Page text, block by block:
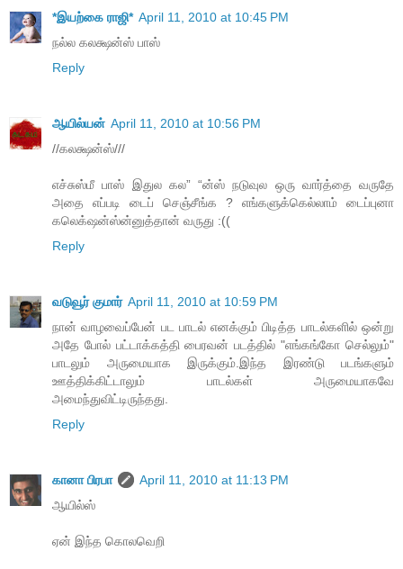
*இயற்கை ராஜி* April 11, 2010 at 10:45 PM
நல்ல கலக்ஷன்ஸ் பாஸ்
Reply
ஆயில்யன் April 11, 2010 at 10:56 PM
//கலக்ஷன்ஸ்///
எச்சுஸ்மீ பாஸ் இதுல கல” “ன்ஸ் நடுவுல ஒரு வார்த்தை வருதே
அதை எப்படி டைப் செஞ்சீங்க ? எங்களுக்கெல்லாம் டைப்புனா
கலெக்‌ஷன்ஸ்ன்னுத்தான் வருது :((
Reply
வடுவூர் குமார் April 11, 2010 at 10:59 PM
நான் வாழ‌வைப்பேன் ப‌ட‌ பாட‌ல் என‌க்கும் பிடித்த‌ பாட‌ல்க‌ளில் ஒன்று
அதே போல் ப‌ட்டாக்க‌த்தி பைர‌வ‌ன் ப‌ட‌த்தில் "எங்க‌ங்கோ செல்லும்"
பாட‌லும் அருமையாக‌ இருக்கும்.இந்த‌ இர‌ண்டு ப‌ட‌ங்க‌ளும்
ஊத்திக்கிட்டாலும் பாட‌ல்க‌ள் அருமையாக‌வே
அமைந்துவிட்டிருந்த‌து.
Reply
கானா பிரபா
April 11, 2010 at 11:13 PM
ஆயில்ஸ்
ஏன் இந்த கொலவெறி